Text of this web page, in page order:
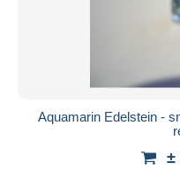
Aquamarin Edelstein -
±